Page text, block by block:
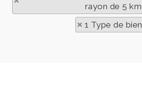
rayon de 5 km
1 Type de bien